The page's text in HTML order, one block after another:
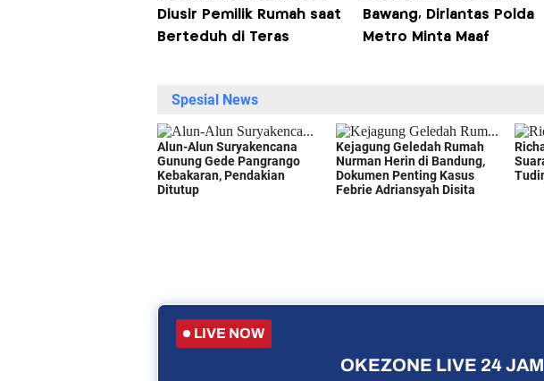
Diusir Pemilik Rumah saat
Berteduh di Teras
Bawang, Dirlantas Polda
Metro Minta Maaf
LIVE NOW
OKEZONE LIVE 24 JAM